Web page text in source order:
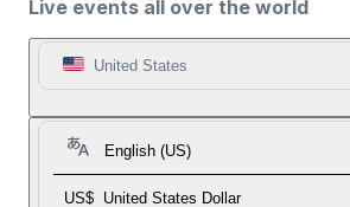
Live events all over the world
United States
English (US)
US$ United States Dollar